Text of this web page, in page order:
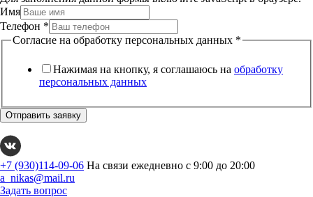
Имя
Телефон *
Согласие на обработку персональных данных *
Нажимая на кнопку, я соглашаюсь на обработку
персональных данных
Отправить заявку
+7 (930)114-09-06 На связи ежедневно с 9:00 до 20:00
a_nikas@mail.ru
Задать вопрос